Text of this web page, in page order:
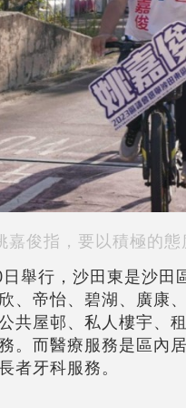
嘉俊指，要以積極的態
舉行，沙田東是沙
、帝怡、碧湖、廣康
共屋邨、私人樓宇、
。而醫療服務是區內
者牙科服務。